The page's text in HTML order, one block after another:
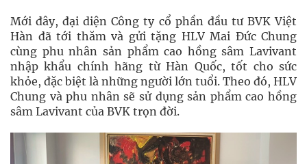
Mới đây, đại diện Công ty cổ phần đầu tư BVK Việt
Hàn đã tới thăm và gửi tặng HLV Mai Đức Chung
cùng phu nhân sản phẩm cao hồng sâm Lavivant
nhập khẩu chính hãng từ Hàn Quốc, tốt cho sức
khỏe, đặc biệt là những người lớn tuổi. Theo đó, HLV
Chung và phu nhân sẽ sử dụng sản phẩm cao hồng
sâm Lavivant của BVK trọn đời.